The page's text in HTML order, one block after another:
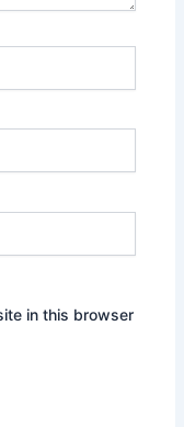
in this browser